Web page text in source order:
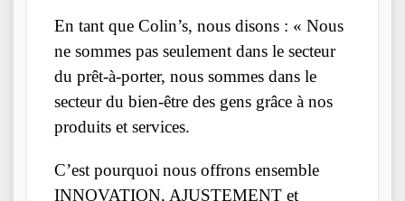
En tant que Colin’s, nous disons : « Nous
ne sommes pas seulement dans le secteur
du prêt-à-porter, nous sommes dans le
secteur du bien-être des gens grâce à nos
produits et services.
C’est pourquoi nous offrons ensemble
INNOVATION, AJUSTEMENT et